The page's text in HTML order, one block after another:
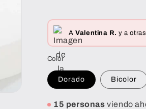
A Valentina R. y a
Color
Dorado Bicolor
18 personas viendo